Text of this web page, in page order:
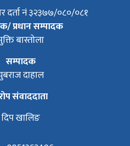
दर्ता नं ३२३७७/०८०/०८१
प्रधान सम्पादक
बास्तोला
सम्पादक
दाहाल
संवाददाता
दिप खालिङ